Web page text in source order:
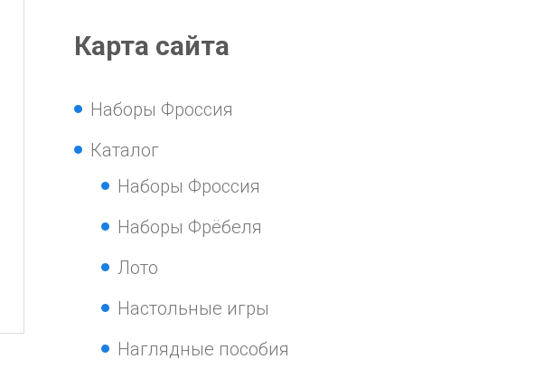
Карта сайта
Наборы Фроссия
Каталог
Наборы Фроссия
Наборы Фрёбеля
Лото
Настольные игры
Наглядные пособия